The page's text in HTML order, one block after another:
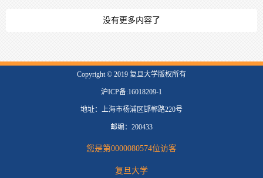
没有更多内容了
​Copyright © 2019 复旦大学版权所有
沪ICP备:16018209-1
地址：上海市杨浦区邯郸路220号
邮编：200433
您是第0000080574位访客
复旦大学